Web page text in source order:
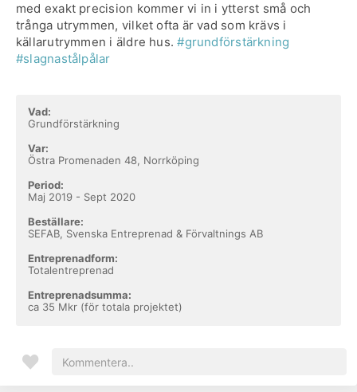
med exakt precision kommer vi in i ytterst små och
trånga utrymmen, vilket ofta är vad som krävs i
källarutrymmen i äldre hus.#grundförstärkning
#slagnastålpålar
Vad:
Grundförstärkning
Var:
Östra Promenaden 48, Norrköping
Period:
Maj 2019 - Sept 2020
Beställare:
SEFAB, Svenska Entreprenad & Förvaltnings AB
Entreprenadform:
Totalentreprenad
Entreprenadsumma:
ca 35 Mkr (för totala projektet)